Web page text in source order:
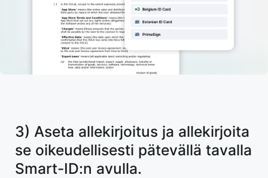
3) Aseta allekirjoitus ja allekirjoita
se oikeudellisesti pätevällä tavalla
Smart-ID:n avulla.